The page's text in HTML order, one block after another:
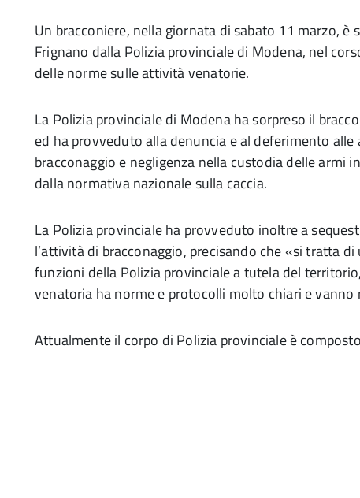
Un bracconiere, nella giornata di sabato 11 marzo,
Frignano dalla Polizia provinciale di Modena, nel
delle norme sulle attività venatorie.
La Polizia provinciale di Modena ha sorpreso il
ed ha provveduto alla denuncia e al deferimento
bracconaggio e negligenza nella custodia delle armi
dalla normativa nazionale sulla caccia.
La Polizia provinciale ha provveduto inoltre a
l’attività di bracconaggio, precisando che «si tratta
funzioni della Polizia provinciale a tutela del
venatoria ha norme e protocolli molto chiari e
Attualmente il corpo di Polizia provinciale è